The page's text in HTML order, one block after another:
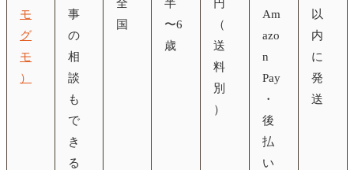
モ
グ
モ
）
事
の
相
談
も
で
き
る
全
国
半
〜6
歳
円
（
送
料
別
）
Am
azo
n
Pay
・
後
払
い
以
内
に
発
送